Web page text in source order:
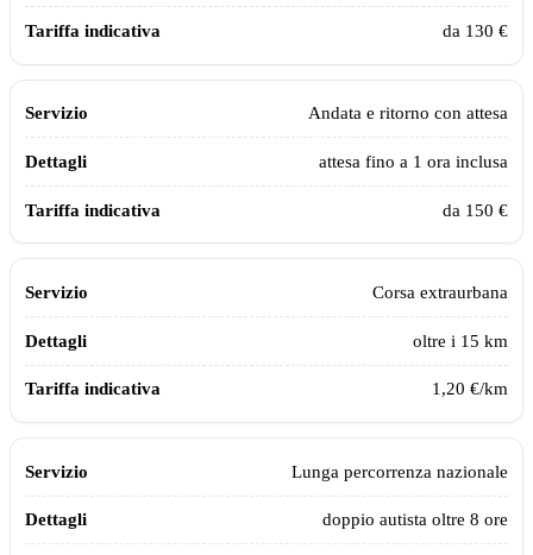
da 130 €
Andata e ritorno con attesa
attesa fino a 1 ora inclusa
da 150 €
Corsa extraurbana
oltre i 15 km
1,20 €/km
Lunga percorrenza nazionale
doppio autista oltre 8 ore